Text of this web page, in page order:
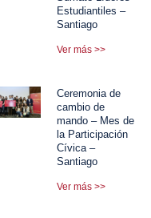
Estudiantiles –
Santiago
Ver más >>
Ceremonia de
cambio de
mando – Mes de
la Participación
Cívica –
Santiago
Ver más >>